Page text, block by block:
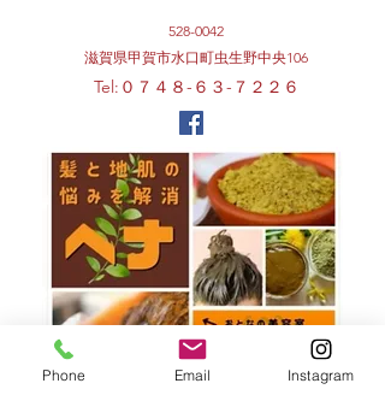
528-0042
​滋賀県甲賀市水口町虫生野中央106
Tel:０７４８-６３-７２２６
Phone Email Instagram